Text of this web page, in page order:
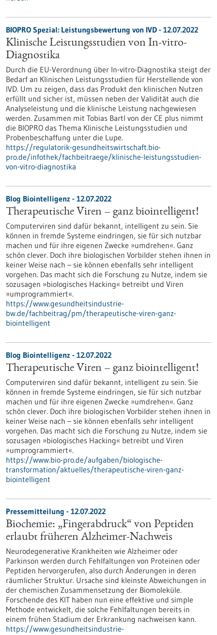
BIOPRO Spezial: Leistungsbewertung von IVD - 12.07.2022
Klinische Leistungsstudien von In-vitro-
Diagnostika
Durch die EU-Verordnung über In-vitro-Diagnostika steigt der
Bedarf an Klinischen Leistungsstudien für Herstellende von
IVD. Um zu zeigen, dass das Produkt den klinischen Nutzen
erfüllt und sicher ist, müssen neben der Validität auch die
Analyseleistung und die klinische Leistung nachgewiesen
werden. Zusammen mit Tobias Bartl von der CE plus nimmt
die BIOPRO das Thema Klinische Leistungsstudien und
Probenbeschaffung unter die Lupe.
https://regulatorik-gesundheitswirtschaft.bio-
pro.de/infothek/fachbeitraege/klinische-leistungsstudien-
von-vitro-diagnostika
Blog Biointelligenz - 12.07.2022
Therapeutische Viren – ganz biointelligent!
Computerviren sind dafür bekannt, intelligent zu sein. Sie
können in fremde Systeme eindringen, sie für sich nutzbar
machen und für ihre eigenen Zwecke »umdrehen«. Ganz
schön clever. Doch ihre biologischen Vorbilder stehen ihnen in
keiner Weise nach – sie können ebenfalls sehr intelligent
vorgehen. Das macht sich die Forschung zu Nutze, indem sie
sozusagen »biologisches Hacking« betreibt und Viren
»umprogrammiert«.
https://www.gesundheitsindustrie-
bw.de/fachbeitrag/pm/therapeutische-viren-ganz-
biointelligent
Blog Biointelligenz - 12.07.2022
Therapeutische Viren – ganz biointelligent!
Computerviren sind dafür bekannt, intelligent zu sein. Sie
können in fremde Systeme eindringen, sie für sich nutzbar
machen und für ihre eigenen Zwecke »umdrehen«. Ganz
schön clever. Doch ihre biologischen Vorbilder stehen ihnen in
keiner Weise nach – sie können ebenfalls sehr intelligent
vorgehen. Das macht sich die Forschung zu Nutze, indem sie
sozusagen »biologisches Hacking« betreibt und Viren
»umprogrammiert«.
https://www.bio-pro.de/aufgaben/biologische-
transformation/aktuelles/therapeutische-viren-ganz-
biointelligent
Pressemitteilung - 12.07.2022
Biochemie: „Fingerabdruck“ von Peptiden
erlaubt früheren Alzheimer-Nachweis
Neurodegenerative Krankheiten wie Alzheimer oder
Parkinson werden durch Fehlfaltungen von Proteinen oder
Peptiden hervorgerufen, also durch Änderungen in deren
räumlicher Struktur. Ursache sind kleinste Abweichungen in
der chemischen Zusammensetzung der Biomoleküle.
Forschende des KIT haben nun eine effektive und simple
Methode entwickelt, die solche Fehlfaltungen bereits in
einem frühen Stadium der Erkrankung nachweisen kann.
https://www.gesundheitsindustrie-